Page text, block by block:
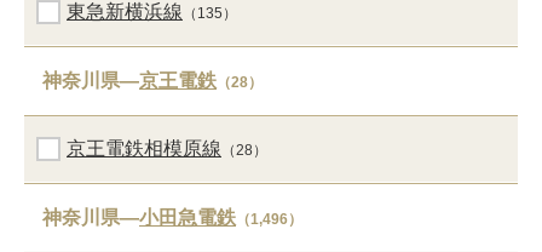
東急新横浜線 （135）
神奈川県―京王電鉄 （28）
京王電鉄相模原線 （28）
神奈川県―小田急電鉄 （1,496）